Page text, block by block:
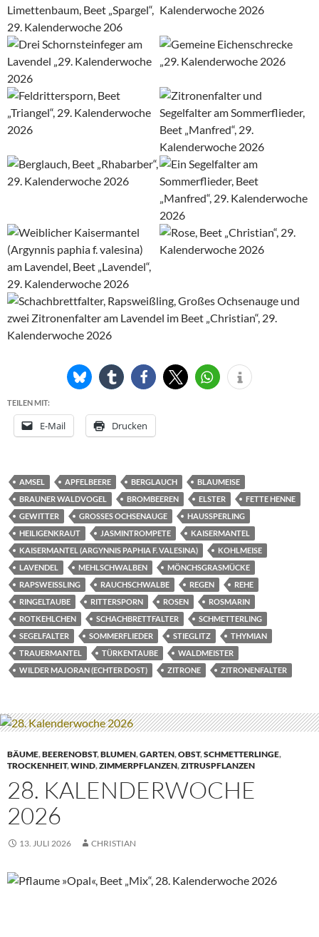
TEILEN MIT:
E-Mail Drucken
AMSEL APFELBEERE BERGLAUCH
BLAUMEISE
BRAUNER WALDVOGEL
BROMBEEREN ELSTER
FETTE HENNE
GEWITTER
GROSSES OCHSENAUGE
HAUSSPERLING
HEILIGENKRAUT
JASMINTROMPETE
KAISERMANTEL
KAISERMANTEL (ARGYNNIS PAPHIA F. VALESINA)
KOHLMEISE
LAVENDEL
MEHLSCHWALBEN
MÖNCHSGRASMÜCKE
RAPSWEISSLING
RAUCHSCHWALBE REGEN
REHE
RINGELTAUBE
RITTERSPORN ROSEN
ROSMARIN
ROTKEHLCHEN
SCHACHBRETTFALTER
SCHMETTERLING
SEGELFALTER
SOMMERFLIEDER STIEGLITZ
THYMIAN
TRAUERMANTEL
TÜRKENTAUBE
WALDMEISTER
WILDER MAJORAN (ECHTER DOST)
ZITRONE ZITRONENFALTER
BÄUME,BEERENOBST,BLUMEN,GARTEN,OBST,SCHMETTERLINGE,
TROCKENHEIT,WIND,ZIMMERPFLANZEN,ZITRUSPFLANZEN
28. KALENDERWOCHE
2026
13. JULI 2026 CHRISTIAN